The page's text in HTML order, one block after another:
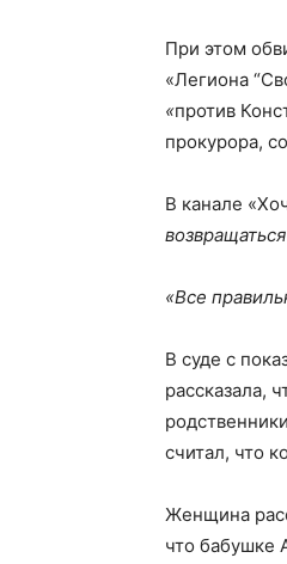
При этом
«Легиона
«против
прокурора,
В канале
«Все
В суде с
рассказала,
считал, что
Женщина
что бабушке